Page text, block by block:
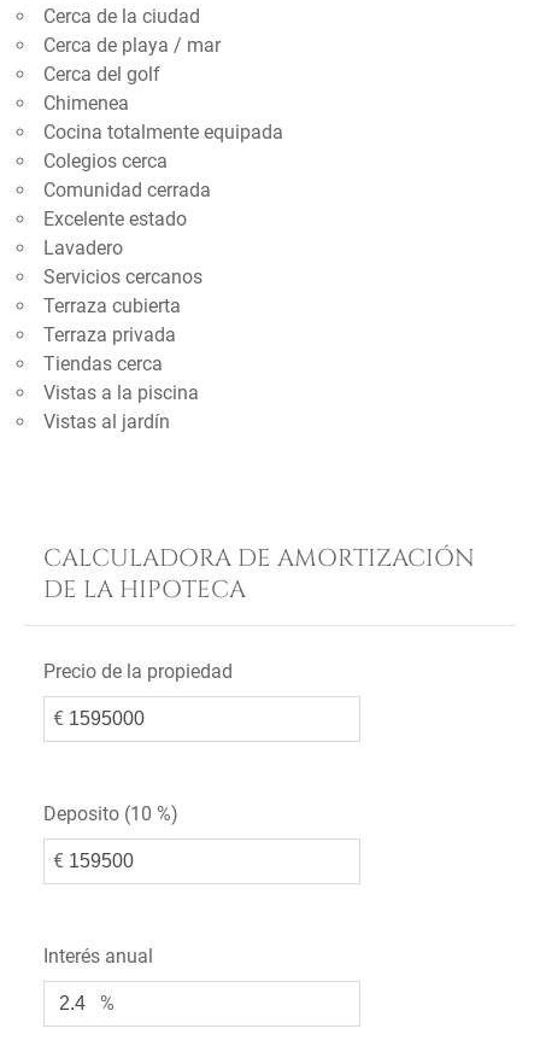
Cerca de la ciudad
Cerca de playa / mar
Cerca del golf
Chimenea
Cocina totalmente equipada
Colegios cerca
Comunidad cerrada
Excelente estado
Lavadero
Servicios cercanos
Terraza cubierta
Terraza privada
Tiendas cerca
Vistas a la piscina
Vistas al jardín
CALCULADORA DE AMORTIZACIÓN
DE LA HIPOTECA
Precio de la propiedad
€
Deposito (10 %)
€
Interés anual
%